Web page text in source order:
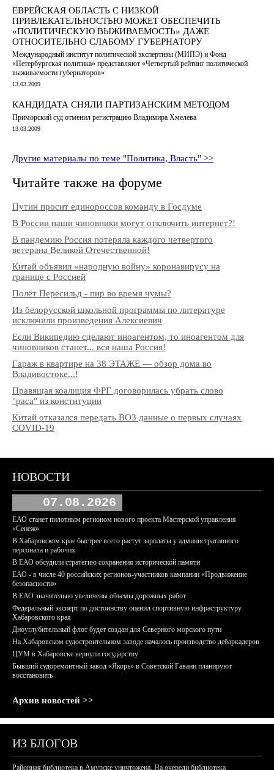
ЕВРЕЙСКАЯ ОБЛАСТЬ С НИЗКОЙ
ПРИВЛЕКАТЕЛЬНОСТЬЮ МОЖЕТ ОБЕСПЕЧИТЬ
«ПОЛИТИЧЕСКУЮ ВЫЖИВАЕМОСТЬ» ДАЖЕ
ОТНОСИТЕЛЬНО СЛАБОМУ ГУБЕРНАТОРУ
Международный институт политической экспертизы (МИПЭ) и Фонд
«Петербургская политика» представляют «Четвертый рейтинг политической
выживаемости губернаторов»
13.03.2009
КАНДИДАТА СНЯЛИ ПАРТИЗАНСКИМ МЕТОДОМ
Приморский суд отменил регистрацию Владимира Хмелева
13.03.2009
Другие материалы по теме "Политика, Власть" >>
Читайте также на форуме
Путин просит единороссов команду в Госдуме
В России наши чиновники могут отключить интернет?!
В пандемию Россия потеряла каждого четвертого
ветерана Великой Отечественной!
Китай объявил «народную войну» коронавирусу на
границе с Россией
Полёт Пересильд - пир во время чумы?
Из белорусской школьной программы по литературе
исключили произведения Алексиевич
Если Википедию сделают иноагентом, то иноагентом для
чиновников станет... вся наша Россия!
Гараж в квартире на 38 ЭТАЖЕ — обзор дома во
Владивостоке...!
Правящая коалиция ФРГ договорилась убрать слово
"раса" из конституции
Китай отказался передать ВОЗ данные о первых случаях
COVID-19
НОВОСТИ
07.08.2026
ЕАО станет пилотным регионом нового проекта Мастерской управления
«Сенеж»
В Хабаровском крае быстрее всего растут зарплаты у административного
персонала и рабочих
В ЕАО обсудили стратегию сохранения исторической памяти
ЕАО - в числе 40 российских регионов-участников кампании «Продвижение
безопасности»
В ЕАО значительно увеличены объемы дорожных работ
Федеральный эксперт по достоинству оценил спортивную инфраструктуру
Хабаровского края
Дноуглубительный флот будет создан для Северного морского пути
На Хабаровском судостроительном заводе началось производство дебаркадеров
ЦУМ в Хабаровске вернули государству
Бывший судоремонтный завод «Якорь» в Советской Гавани планируют
восстановить
Архив новостей >>
ИЗ БЛОГОВ
Районная библиотека в Амурске уничтожена. На очереди библиотека